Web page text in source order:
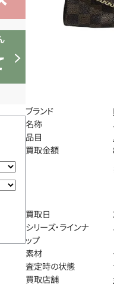
ブランド
名称
品目
買取金額
買取日
シリーズ・ラインナ
ップ
素材
査定時の状態
買取店舗